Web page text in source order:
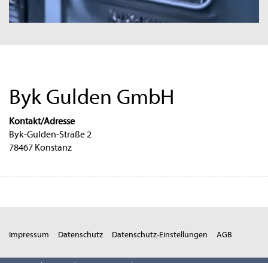
Byk Gulden GmbH
Kontakt/Adresse
Byk-Gulden-Straße 2
78467 Konstanz
Impressum Datenschutz Datenschutz-Einstellungen AGB